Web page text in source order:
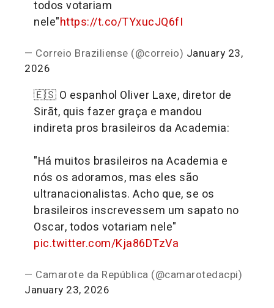
todos votariam
nele"https://t.co/TYxucJQ6fI
— Correio Braziliense (@correio) January 23,
2026
🇪🇸 O espanhol Oliver Laxe, diretor de
Sirāt, quis fazer graça e mandou
indireta pros brasileiros da Academia:
"Há muitos brasileiros na Academia e
nós os adoramos, mas eles são
ultranacionalistas. Acho que, se os
brasileiros inscrevessem um sapato no
Oscar, todos votariam nele"
pic.twitter.com/Kja86DTzVa
— Camarote da República (@camarotedacpi)
January 23, 2026